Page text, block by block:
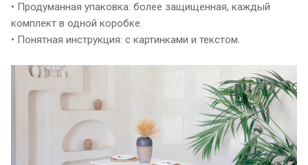
• Продуманная упаковка: более защищенная, каждый
комплект в одной коробке.
• Понятная инструкция: с картинками и текстом.